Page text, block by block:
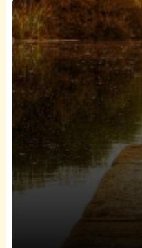
voiture
9 février 2025